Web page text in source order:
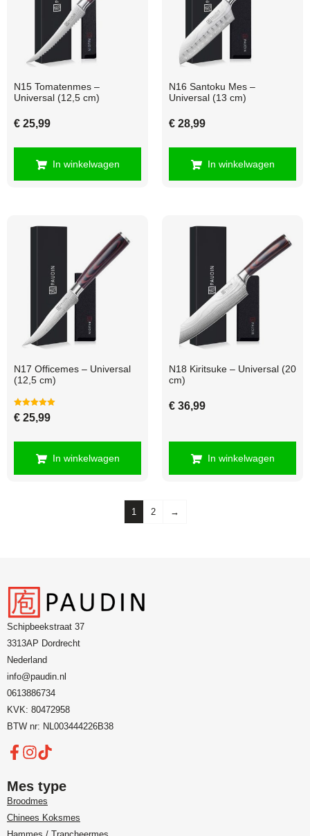
N15 Tomatenmes –
Universal (12,5 cm)
€ 25,99
In winkelwagen
N16 Santoku Mes –
Universal (13 cm)
€ 28,99
In winkelwagen
N17 Officemes – Universal
(12,5 cm)
Gewaardeerd
5.00
€ 25,99
In winkelwagen
N18 Kiritsuke – Universal (20
cm)
€ 36,99
In winkelwagen
1 2 →
Schipbeekstraat 37
3313AP Dordrecht
Nederland
info@paudin.nl
0613886734
KVK: 80472958
BTW nr: NL003444226B38
Mes type
Broodmes
Chinees Koksmes